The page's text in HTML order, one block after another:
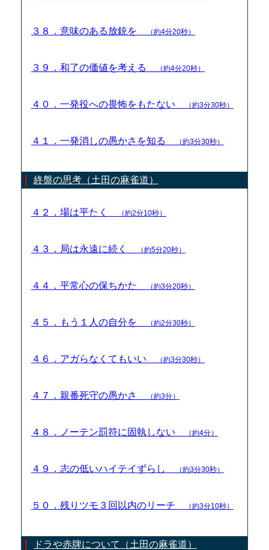
３８．意味のある放銃を （約4分20秒）
３９．和了の価値を考える （約4分20秒）
４０．一発役への畏怖をもたない （約3分30秒）
４１．一発消しの愚かさを知る （約3分30秒）
終盤の思考（土田の麻雀道）
４２．場は平たく （約2分10秒）
４３．局は永遠に続く （約5分20秒）
４４．平常心の保ちかた （約3分20秒）
４５．もう１人の自分を （約2分30秒）
４６．アガらなくてもいい （約3分30秒）
４７．親番死守の愚かさ （約3分）
４８．ノーテン罰符に固執しない （約4分）
４９．志の低いハイテイずらし （約3分30秒）
５０．残りツモ３回以内のリーチ （約3分10秒）
ドラや赤牌について（土田の麻雀道）